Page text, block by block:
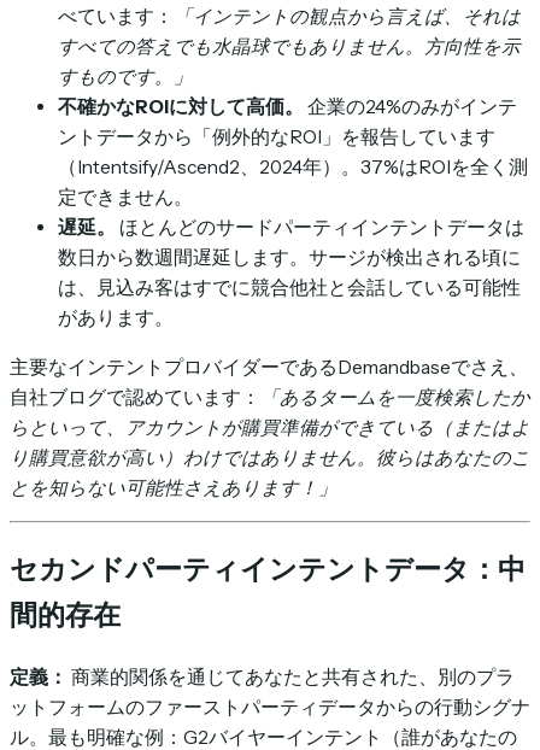
べています：
「インテントの観点から言えば、それは
すべての答えでも水晶球でもありません。方向性を示
すものです。」
不確かなROIに対して高価。
企業の24%のみがインテ
ントデータから「例外的なROI」を報告しています
（Intentsify/Ascend2、2024年）。37%はROIを全く測
定できません。
遅延。
ほとんどのサードパーティインテントデータは
数日から数週間遅延します。サージが検出される頃に
は、見込み客はすでに競合他社と会話している可能性
があります。
主要なインテントプロバイダーであるDemandbaseでさえ、
自社ブログで認めています：
「あるタームを一度検索したか
らといって、アカウントが購買準備ができている（またはよ
り購買意欲が高い）わけではありません。彼らはあなたのこ
とを知らない可能性さえあります！」
セカンドパーティインテントデータ：中
間的存在
定義： 商業的関係を通じてあなたと共有された、別のプラ
ットフォームのファーストパーティデータからの行動シグナ
ル。最も明確な例：G2バイヤーインテント（誰があなたの